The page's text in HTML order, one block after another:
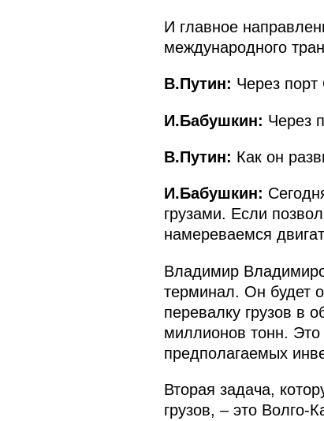
И главное
международного
В.Путин: Через
И.Бабушкин: Через
В.Путин: Как он
И.Бабушкин:
грузами. Если
намереваемся
Владимир
терминал. Он будет
перевалку грузов в
миллионов тонн.
предполагаемых
Вторая задача,
грузов, – это Волго-